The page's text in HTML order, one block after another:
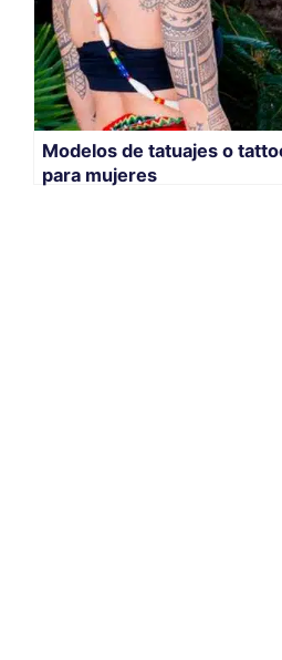
Modelos de tatuajes o
para mujeres